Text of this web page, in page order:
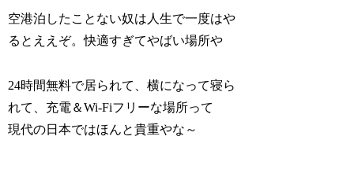
空港泊したことない奴は人生で一度はや
るとええぞ。快適すぎてやばい場所や
24時間無料で居られて、横になって寝ら
れて、充電＆Wi-Fiフリーな場所って
現代の日本ではほんと貴重やな～